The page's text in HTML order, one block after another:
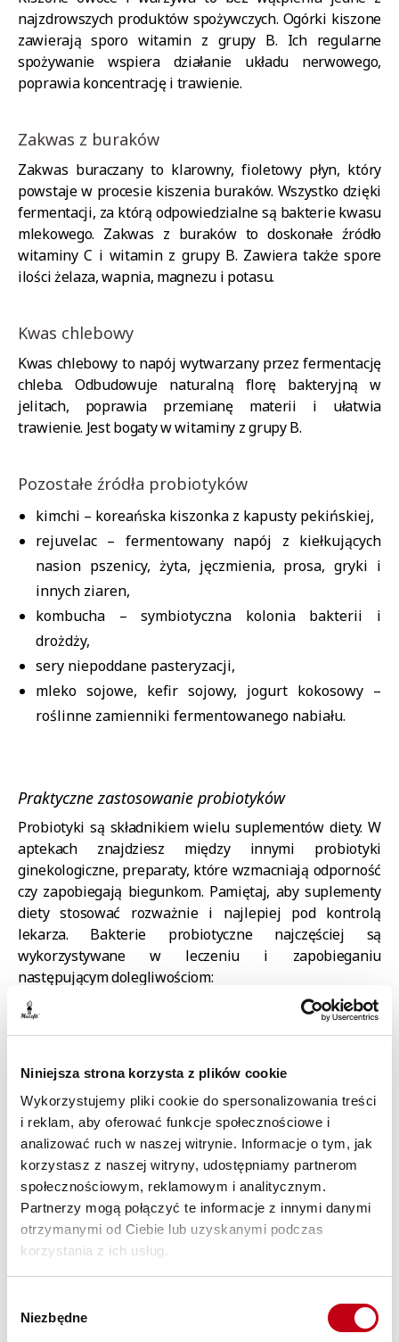
Niniejsza strona korzysta z plików cookie
Wykorzystujemy pliki cookie do spersonalizowania treści
i reklam, aby oferować funkcje społecznościowe i
analizować ruch w naszej witrynie. Informacje o tym, jak
korzystasz z naszej witryny, udostępniamy partnerom
społecznościowym, reklamowym i analitycznym.
Partnerzy mogą połączyć te informacje z innymi danymi
otrzymanymi od Ciebie lub uzyskanymi podczas
korzystania z ich usług.
zgody
Niezbędne
najzdrowszych produktów spożywczych. Ogórki kiszone
zawierają sporo witamin z grupy B. Ich regularne
spożywanie wspiera działanie układu nerwowego,
poprawia koncentrację i trawienie.
Zakwas z buraków
Zakwas buraczany to klarowny, fioletowy płyn, który
powstaje w procesie kiszenia buraków. Wszystko dzięki
fermentacji, za którą odpowiedzialne są bakterie kwasu
mlekowego. Zakwas z buraków to doskonałe źródło
witaminy C i witamin z grupy B. Zawiera także spore
ilości żelaza, wapnia, magnezu i potasu.
Kwas chlebowy
Kwas chlebowy to napój wytwarzany przez fermentację
chleba. Odbudowuje naturalną florę bakteryjną w
jelitach, poprawia przemianę materii i ułatwia
trawienie. Jest bogaty w witaminy z grupy B.
Pozostałe źródła probiotyków
kimchi – koreańska kiszonka z kapusty pekińskiej,
rejuvelac – fermentowany napój z kiełkujących
nasion pszenicy, żyta, jęczmienia, prosa, gryki i
innych ziaren,
kombucha – symbiotyczna kolonia bakterii i
drożdży,
sery niepoddane pasteryzacji,
mleko sojowe, kefir sojowy, jogurt kokosowy –
roślinne zamienniki fermentowanego nabiału.
Praktyczne zastosowanie probiotyków
Probiotyki są składnikiem wielu suplementów diety. W
aptekach znajdziesz między innymi probiotyki
ginekologiczne, preparaty, które wzmacniają odporność
czy zapobiegają biegunkom. Pamiętaj, aby suplementy
diety stosować rozważnie i najlepiej pod kontrolą
lekarza. Bakterie probiotyczne najczęściej są
wykorzystywane w leczeniu i zapobieganiu
następującym dolegliwościom:
biegunki,
alergiepokarmowe,
przewlekłe zaparcia,
przewlekłe stany zapalne jelit,
zespół
jelita drażliwego,
próchnica zębów,
Dieta probiotyczna
probiotyki. Jednocześnie z codziennego jadłospisu
należy wyeliminować żywność wysoko przetworzoną,